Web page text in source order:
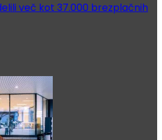
več kot 37.000 brezplačnih